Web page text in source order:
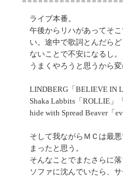
ライブ本番。
午後からリハがあってそ
い。途中で歌詞とんだら
ないことで不安になるし。
うまくやろうと思うから
LINDBERG「BELIEVE IN
Shaka Labbits「ROLLIE
hide with Spread Beaver「
そして我ながらＭＣは最
まったと思う。
そんなことでまたさらに
ソファに沈んでいたら、